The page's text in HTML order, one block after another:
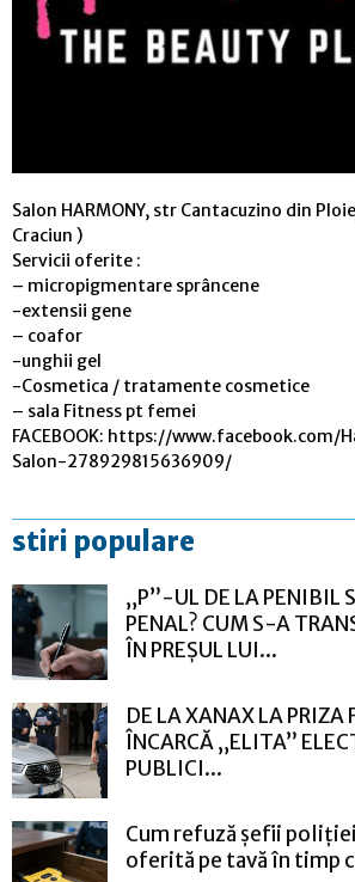
Salon HARMONY, str Cantacuzino din
Craciun )
Servicii oferite :
– micropigmentare sprâncene
-extensii gene
– coafor
-unghii gel
-Cosmetica / tratamente cosmetice
– sala Fitness pt femei
FACEBOOK: https://www.facebook.com/
Salon-278929815636909/
stiri populare
„P”-UL DE LA PENIBIL
PENAL? CUM S-A
ÎN PREȘUL LUI...
DE LA XANAX LA PRIZA
ÎNCARCĂ „ELITA”
PUBLICI...
Cum refuză șefii
oferită pe tavă în timp